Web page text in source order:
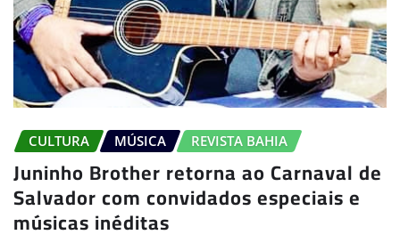
CULTURA MÚSICA REVISTA BAHIA
Juninho Brother retorna ao Carnaval de
Salvador com convidados especiais e
músicas inéditas